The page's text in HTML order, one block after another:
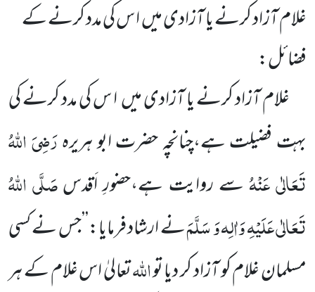
غلام آزاد کرنے یا آزادی میں ا س کی مدد کرنے کے
فضائل:
غلام آزاد کرنے یا آزادی میں ا س کی مدد کرنے کی
بہت فضیلت ہے،چنانچہ حضرت ابو ہریرہرَضِیَ اللّٰہُ
تَعَالٰی عَنْہُسے روایت ہے،حضورِ اَقدسصَلَّی اللّٰہُ
تَعَالٰی عَلَیْہِ وَاٰلِہ وَ سَلَّمَنے ارشاد فرمایا:’’جس نے کسی
مسلمان غلام کو آزاد کر دیا تواللّٰہتعالیٰ اس غلام کے ہر